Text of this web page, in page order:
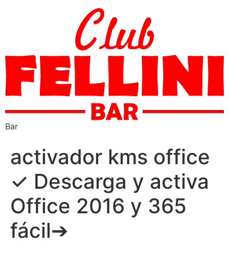
Bar
activador kms office
✓ Descarga y activa
Office 2016 y 365
fácil➔